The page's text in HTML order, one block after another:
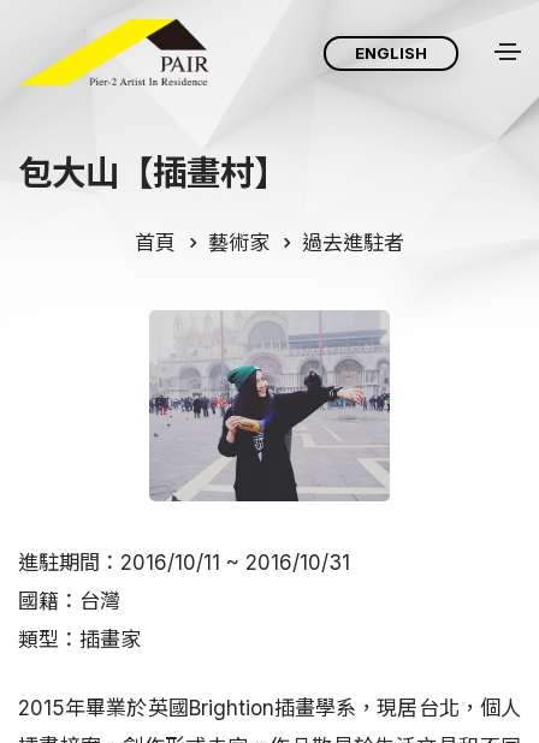
ENGLISH
包大山【插畫村】
首頁 藝術家 過去進駐者
進駐期間：2016/10/11 ~ 2016/10/31
國籍：台灣
類型：插畫家
2015年畢業於英國Brightion插畫學系，現居台北，個人